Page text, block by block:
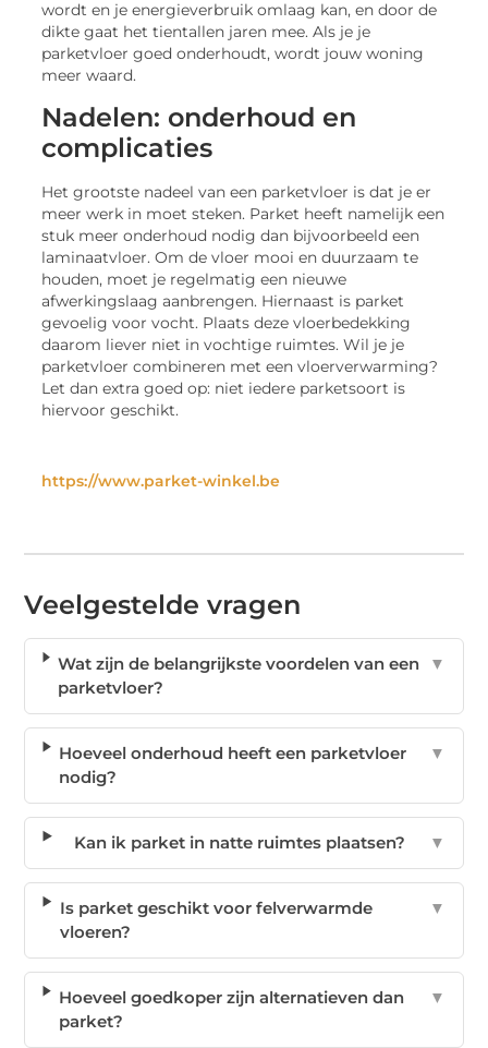
wordt en je energieverbruik omlaag kan, en door de
dikte gaat het tientallen jaren mee. Als je je
parketvloer goed onderhoudt, wordt jouw woning
meer waard.
Nadelen: onderhoud en
complicaties
Het grootste nadeel van een parketvloer is dat je er
meer werk in moet steken. Parket heeft namelijk een
stuk meer onderhoud nodig dan bijvoorbeeld een
laminaatvloer. Om de vloer mooi en duurzaam te
houden, moet je regelmatig een nieuwe
afwerkingslaag aanbrengen. Hiernaast is parket
gevoelig voor vocht. Plaats deze vloerbedekking
daarom liever niet in vochtige ruimtes. Wil je je
parketvloer combineren met een vloerverwarming?
Let dan extra goed op: niet iedere parketsoort is
hiervoor geschikt.
https://www.parket-winkel.be
Veelgestelde vragen
Wat zijn de belangrijkste voordelen van een
parketvloer?
▼
Hoeveel onderhoud heeft een parketvloer
nodig?
▼
Kan ik parket in natte ruimtes plaatsen? ▼
Is parket geschikt voor felverwarmde
vloeren?
▼
Hoeveel goedkoper zijn alternatieven dan
parket?
▼